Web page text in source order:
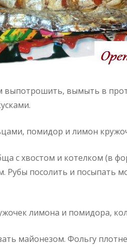
вымыть в
помидор и лимон
с хвостом и котелком (в
Рубы посолить и посыпать
лимона и помидора,
майонезом. Фольгу